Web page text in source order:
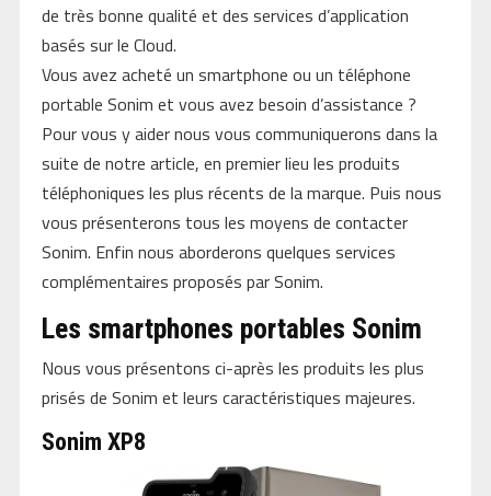
de très bonne qualité et des services d’application
basés sur le Cloud.
Vous avez acheté un smartphone ou un téléphone
portable Sonim et vous avez besoin d’assistance ?
Pour vous y aider nous vous communiquerons dans la
suite de notre article, en premier lieu les produits
téléphoniques les plus récents de la marque. Puis nous
vous présenterons tous les moyens de contacter
Sonim. Enfin nous aborderons quelques services
complémentaires proposés par Sonim.
Les smartphones portables Sonim
Nous vous présentons ci-après les produits les plus
prisés de Sonim et leurs caractéristiques majeures.
Sonim XP8